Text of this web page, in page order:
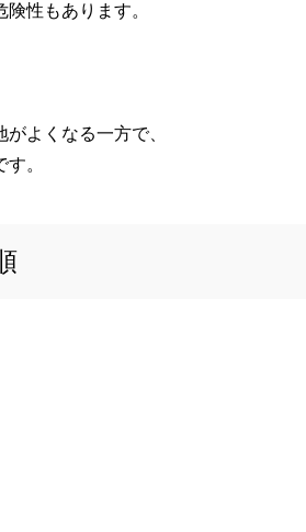
性もあります。
よくなる一方で、
。